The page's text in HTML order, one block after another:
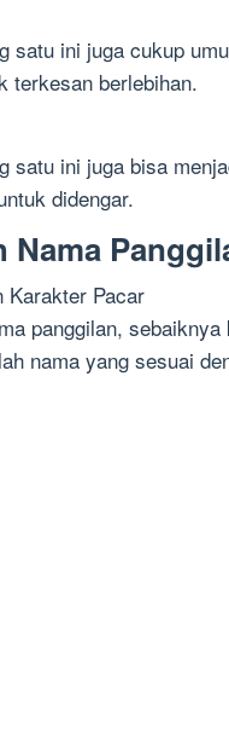
satu ini juga cukup
terkesan berlebihan.
satu ini juga bisa
didengar.
Nama
Karakter Pacar
panggilan,
nama yang sesuai